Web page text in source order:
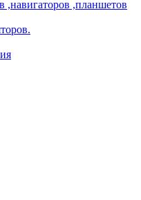
,навигаторов ,планшетов